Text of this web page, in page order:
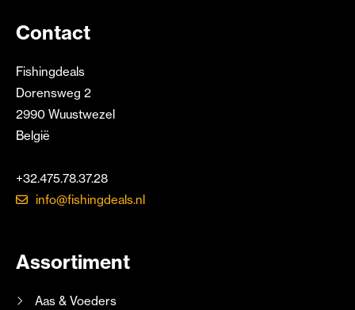
Contact
Fishingdeals
Dorensweg 2
2990 Wuustwezel
België
+32.475.78.37.28
info@fishingdeals.nl
Assortiment
Aas & Voeders